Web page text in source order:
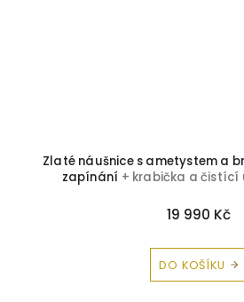
Zlaté náušnice s ametystem a
zapínání + krabička a čistící
19 990 Kč
DO KOŠÍKU